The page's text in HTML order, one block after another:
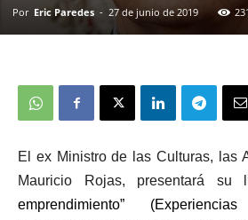
Por Eric Paredes - 27 de junio de 2019 231
El ex Ministro de las Culturas, las
Mauricio Rojas, presentará su
emprendimiento”